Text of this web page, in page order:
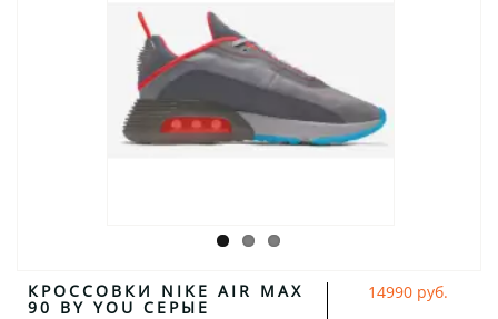
КРОССОВКИ NIKE AIR MAX
90 BY YOU СЕРЫЕ
14990 руб.